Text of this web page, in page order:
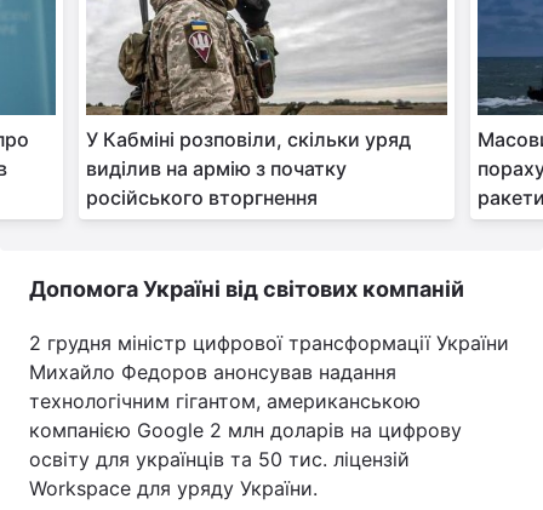
У Кабміні розповіли, скільки уряд
виділив на армію з початку
російського вторгнення
Допомога Україні від світових компаній
2 грудня міністр цифрової трансформації України
Михайло Федоров анонсував надання
технологічним гігантом, американською
компанією Google 2 млн доларів на цифрову
освіту для українців та 50 тис. ліцензій
Workspace для уряду України.